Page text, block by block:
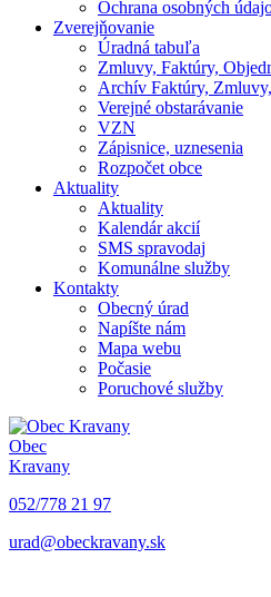
Ochrana osobných
Zverejňovanie
Úradná tabuľa
Zmluvy, Faktúry,
Archív Faktúry,
Verejné obstarávanie
VZN
Zápisnice, uznesenia
Rozpočet obce
Aktuality
Aktuality
Kalendár akcií
SMS spravodaj
Komunálne služby
Kontakty
Obecný úrad
Napíšte nám
Mapa webu
Počasie
Poruchové služby
Obec
Kravany
052/778 21 97
urad@obeckravany.sk